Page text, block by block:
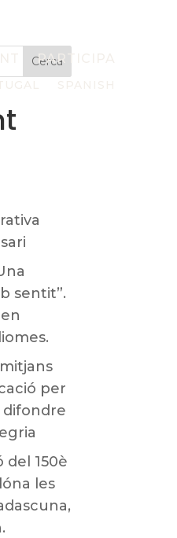
PARTICIPA
Cerca
sentit”.
per
del 150è
les